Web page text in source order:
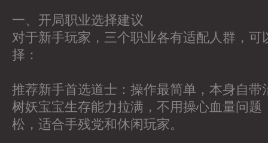
一、开局职业选择建议
对于新手玩家，三个职业各有适配人群，可
择：
推荐新手首选道士：操作最简单，本身自带
树妖宝宝生存能力拉满，不用操心血量问题
松，适合手残党和休闲玩家。